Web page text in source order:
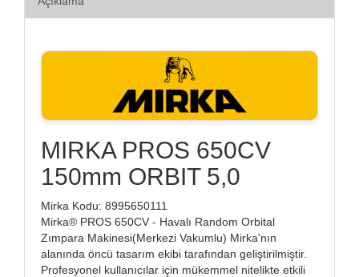
MIRKA PROS 650CV
150mm ORBIT 5,0
Mirka Kodu: 8995650111
Mirka® PROS 650CV - Havalı Random Orbital
Zımpara Makinesi(Merkezi Vakumlu) Mirka'nın
alanında öncü tasarım ekibi tarafından geliştirilmiştir.
Profesyonel kullanıcılar için mükemmel nitelikte etkili